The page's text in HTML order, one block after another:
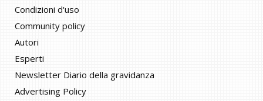
Condizioni d'uso
Community policy
Autori
Esperti
Newsletter Diario della gravidanza
Advertising Policy